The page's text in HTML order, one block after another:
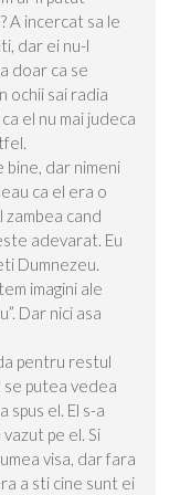
A incercat sa le
dar ei nu-l
doar ca se
ochii sai radia
el nu mai judeca
dar nimeni
ca el era o
zambea cand
adevarat. Eu
Dumnezeu.
imagini ale
Dar nici asa
pentru restul
se putea vedea
spus el. El s-a
pe el. Si
visa, dar fara
a sti cine sunt ei